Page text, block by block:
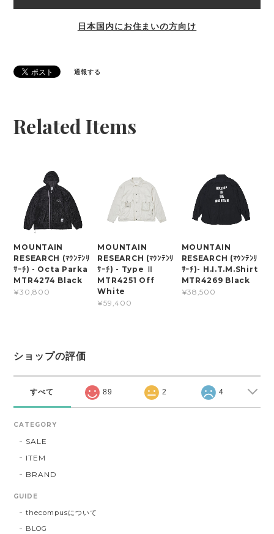
日本国内にお住まいの方向け
通報する
Related Items
MOUNTAIN
RESEARCH (ﾏｳﾝﾃﾝﾘ
ｻｰﾁ) - Octa Parka
MTR4274 Black
¥30,800
MOUNTAIN
RESEARCH (ﾏｳﾝﾃﾝﾘ
ｻｰﾁ) - Type Ⅱ
MTR4251 Off
White
¥59,400
MOUNTAIN
RESEARCH (ﾏｳﾝﾃﾝﾘ
ｻｰﾁ)- H.I.T.M.Shirt
MTR4269 Black
¥38,500
ショップの評価
すべて 89 2 4
CATEGORY
SALE
ITEM
BRAND
GUIDE
thecompusについて
BLOG